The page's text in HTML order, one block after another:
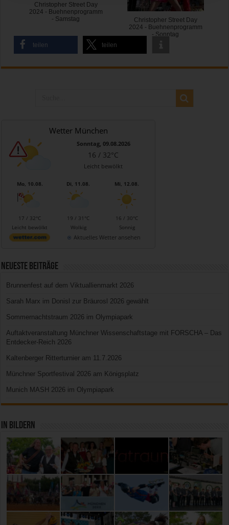
Christopher Street Day
2024 - Buehnenprogramm
- Samstag
Christopher Street Day
2024 - Buehnenprogramm
- Sonntag
teilen
teilen
Wetter München
Sonntag, 09.08.2026
16 / 32°C
Leicht bewölkt
Mo, 10.08.
17 / 32°C
Leicht bewölkt
Di, 11.08.
19 / 31°C
Wolkig
Mi, 12.08.
16 / 30°C
Sonnig
Aktuelles Wetter ansehen
Neueste Beiträge
Brunnenfest auf dem Viktuallienmarkt 2026
Sarah Marx im Donisl zur Bräurosl 2026 gewählt
Sommernachtstraum 2026 im Olympiapark
Auftaktveranstaltung Münchner Wissenschaftstage mit FORSCHA – Das
Entdecker-Reich 2026
Kaltenberger Ritterturnier am 11.7.2026
Münchner Sportfestival 2026 am Königsplatz
Munich MASH 2026 im Olympiapark
In Bildern